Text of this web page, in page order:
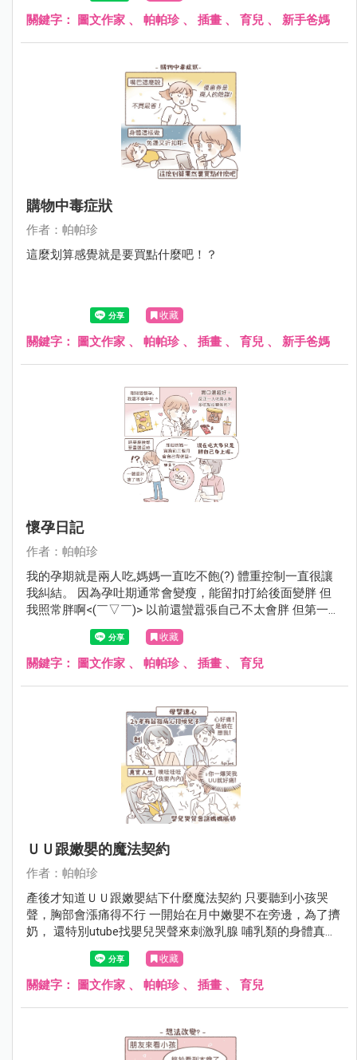
關鍵字： 圖文作家 、 帕帕珍、 插畫 、 育兒 、 新手爸媽
購物中毒症狀
作者：帕帕珍
這麼划算感覺就是要買點什麼吧！？
收藏
關鍵字： 圖文作家 、 帕帕珍、 插畫 、 育兒 、 新手爸媽
懷孕日記
作者：帕帕珍
我的孕期就是兩人吃,媽媽一直吃不飽(?) 體重控制一直很讓
我糾結。 因為孕吐期通常會變瘦，能留扣打給後面變胖 但
我照常胖啊<(￣▽￣)> 以前還蠻囂張自己不太會胖 但第一次
紀錄46。18w我就52了。 通常建議整個孕期重10-14kg 剩
下的日子留給8kg，我開始沒保握勒（腋下冒汗 ) 最後我決定
轉念，嗯。 應該是第一次紀錄的體重被量太輕了吧～￣▽￣
收藏
關鍵字： 圖文作家 、 帕帕珍、 插畫 、 育兒
ＵＵ跟嫩嬰的魔法契約
作者：帕帕珍
產後才知道ＵＵ跟嫩嬰結下什麼魔法契約 只要聽到小孩哭
聲，胸部會漲痛得不行 一開始在月中嫩嬰不在旁邊，為了擠
奶， 還特別utube找嬰兒哭聲來刺激乳腺 哺乳類的身體真的
很不可思議啊（再次讚嘆）
收藏
關鍵字： 圖文作家 、 帕帕珍、 插畫 、 育兒